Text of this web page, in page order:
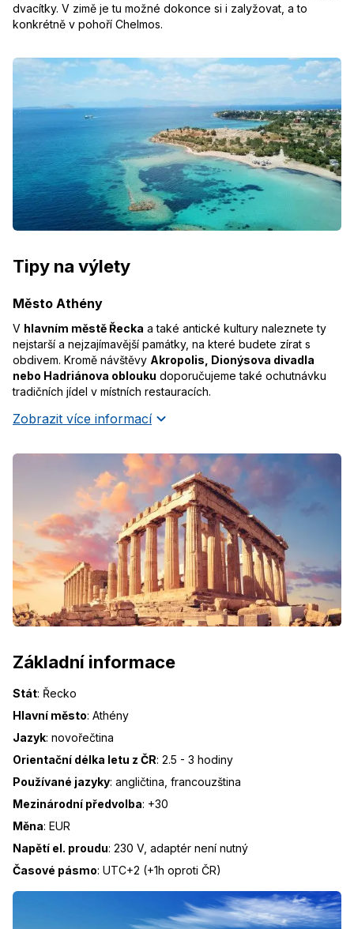
dvacítky. V zimě je tu možné dokonce si i zalyžovat, a to
konkrétně v pohoří Chelmos.
Tipy na výlety
Město Athény
V hlavním městě Řecka a také antické kultury naleznete ty
nejstarší a nejzajímavější památky, na které budete zírat s
obdivem. Kromě návštěvy Akropolis, Dionýsova divadla
nebo Hadriánova oblouku doporučujeme také ochutnávku
tradičních jídel v místních restauracích.
Zobrazit více informací
Základní informace
Stát: Řecko
Hlavní město: Athény
Jazyk: novořečtina
Orientační délka letu z ČR: 2.5 - 3 hodiny
Používané jazyky: angličtina, francouzština
Mezinárodní předvolba: +30
Měna: EUR
Napětí el. proudu: 230 V, adaptér není nutný
Časové pásmo: UTC+2 (+1h oproti ČR)